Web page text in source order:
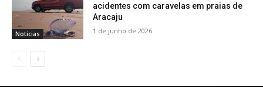
Noticias
acidentes com caravelas em praias de
Aracaju
1 de junho de 2026